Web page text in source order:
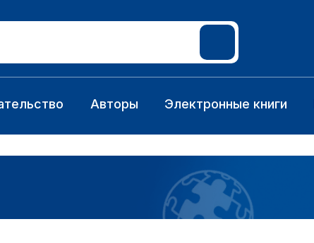
Авторы Электронные книги